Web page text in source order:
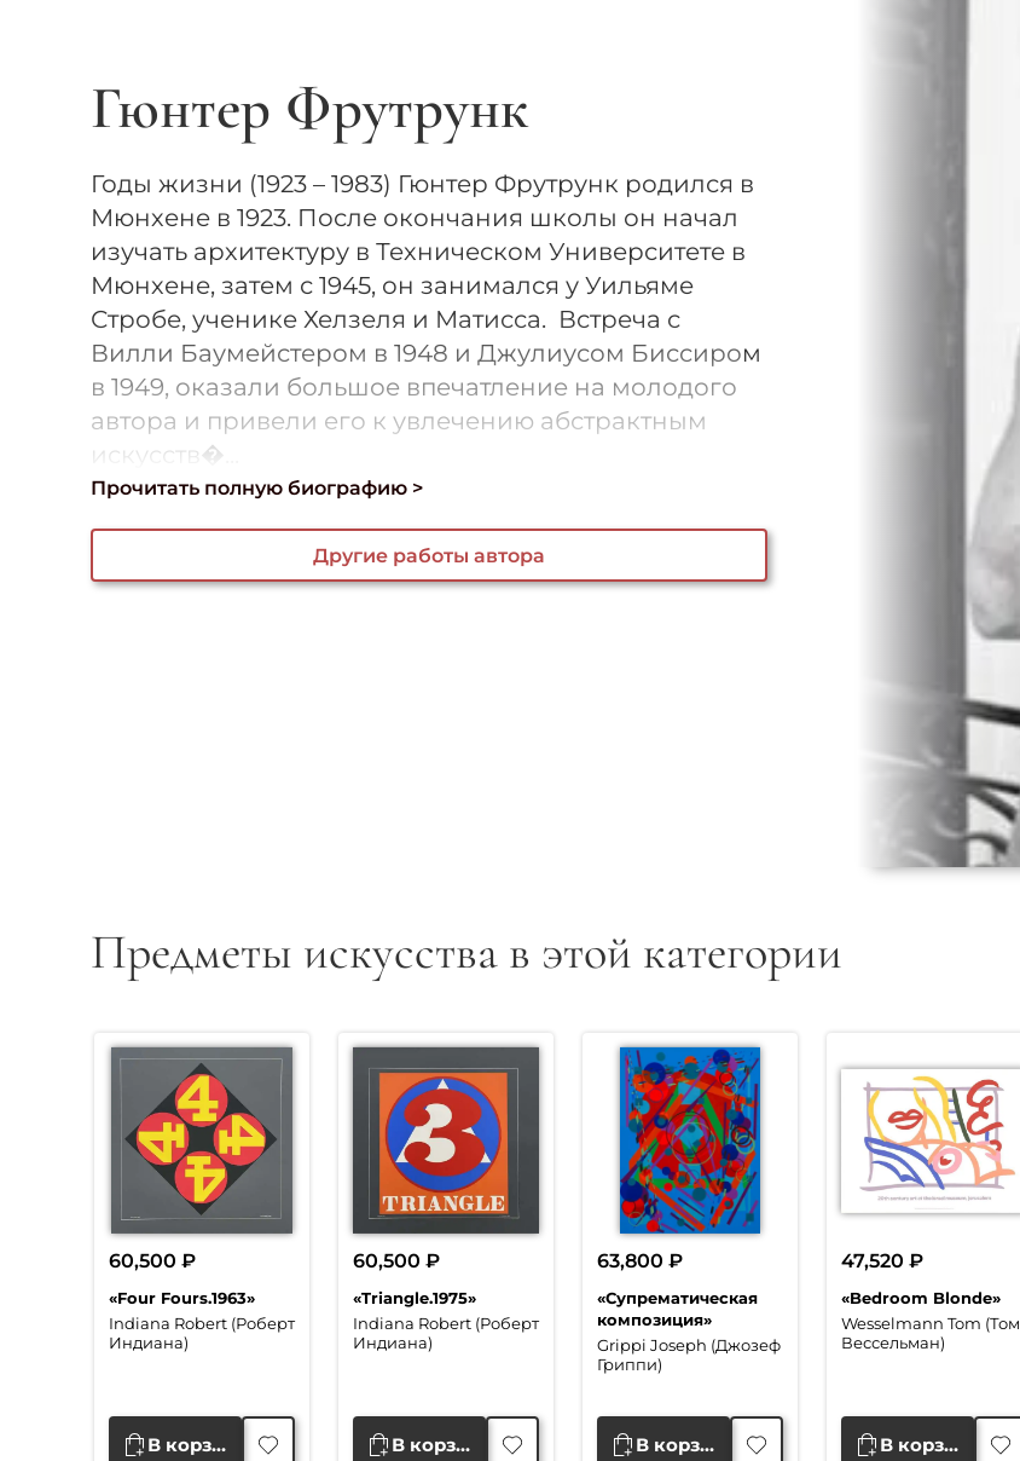
Гюнтер Фрутрунк
Годы жизни (1923 – 1983) Гюнтер Фрутрунк родился в
Мюнхене в 1923. После окончания школы он начал
изучать архитектуру в Техническом Университете в
Мюнхене, затем с 1945, он занимался у Уильяме
Стробе, ученике Хелзеля и Матисса. Встреча с
Вилли Баумейстером в 1948 и Джулиусом Биссиром
в 1949, оказали большое впечатление на молодого
автора и привели его к увлечению абстрактным
искусств�...
Прочитать полную биографию >
Другие работы автора
Предметы искусства в этой категории
«Four Fours.1963»
Indiana Robert (Роберт
Индиана)
60,500₽
В корзину
«Triangle.1975»
Indiana Robert (Роберт
Индиана)
60,500 ₽
В корзину
«Супрематическая
композиция»
Grippi Joseph (Джозеф
Гриппи)
63,800 ₽
В корзину
«Bedroom Blonde»
Wesselmann Tom (Том
Вессельман)
47,520 ₽
В корзину